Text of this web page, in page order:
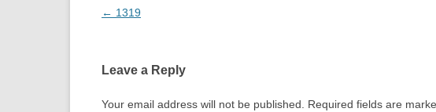
Post
← 1319
Leave a Reply
Your email address will not be published. Required fields are